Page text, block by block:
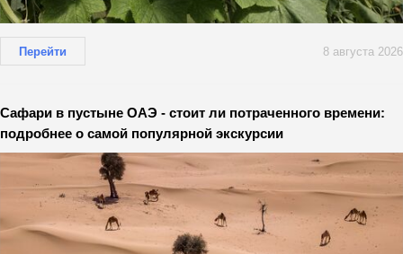
Перейти 8 августа 2026
Сафари в пустыне ОАЭ - стоит ли потраченного времени:
подробнее о самой популярной экскурсии